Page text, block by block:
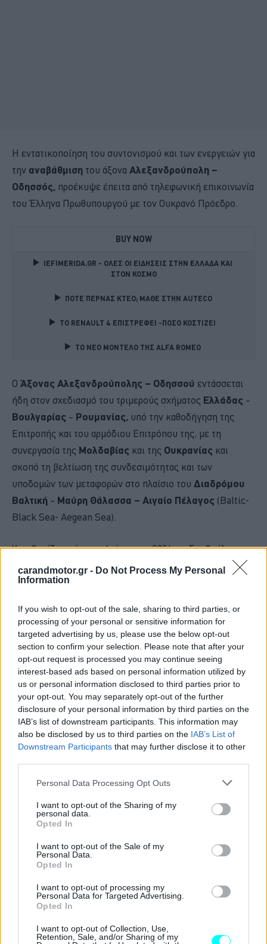
carandmotor.gr - Do Not Process My Personal
Information
If you wish to opt-out of the sale, sharing to third parties, or
processing of your personal or sensitive information for
targeted advertising by us, please use the below opt-out
section to confirm your selection. Please note that after your
opt-out request is processed you may continue seeing
interest-based ads based on personal information utilized by
us or personal information disclosed to third parties prior to
your opt-out. You may separately opt-out of the further
disclosure of your personal information by third parties on the
IAB’s list of downstream participants. This information may
also be disclosed by us to third parties on the IAB’s List of
Downstream Participants that may further disclose it to other
Please note that this website/app uses one or more Google
not limited to your visit or usage behaviour. You may click to
grant or deny consent to Google and its third-party tags to
use your data for below specified purposes in below Google
consent section.
Personal Data Processing Opt Outs
I want to opt-out of the Sharing of my
personal data.
Opted In
I want to opt-out of the Sale of my
Personal Data.
Opted In
I want to opt-out of processing my
Personal Data for Targeted Advertising.
Opted In
I want to opt-out of Collection, Use,
Retention, Sale, and/or Sharing of my
Η εντατικοποίηση του συντονισμού και των ενεργειών για
την αναβάθμιση του άξονα Αλεξανδρούπολη –
Οδησσός, προέκυψε έπειτα από τηλεφωνική επικοινωνία
του Έλληνα Πρωθυπουργού με τον Ουκρανό Πρόεδρο.
BUY NOW
IEFIMERIDA.GR - ΟΛΕΣ ΟΙ ΕΙΔΗΣΕΙΣ ΣΤΗΝ ΕΛΛΑΔΑ ΚΑΙ
ΣΤΟΝ ΚΟΣΜΟ
ΠΟΤΕ ΠΕΡΝΑΣ ΚΤΕΟ; ΜΑΘΕ ΣΤΗΝ ΑUTECO
TO RENAULT 4 ΕΠΙΣΤΡΕΦΕΙ -ΠΟΣΟ ΚΟΣΤΙΖΕΙ
TO NEO MONTΕΛΟ ΤΗΣ ALFA ROMEO
Ο Άξονας Αλεξανδρούπολης – Οδησσού εντάσσεται
ήδη στον σχεδιασμό του τριμερούς σχήματος Ελλάδας –
Βουλγαρίας – Ρουμανίας, υπό την καθοδήγηση της
Επιτροπής και του αρμόδιου Επιτρόπου της, με τη
συνεργασία της Μολδαβίας και της Ουκρανίας και
σκοπό τη βελτίωση της συνδεσιμότητας και των
υποδομών των μεταφορών στο πλαίσιο του Διαδρόμου
Βαλτική – Μαύρη Θάλασσα – Αιγαίο Πέλαγος (Baltic-
Black Sea- Aegean Sea).
Υπενθυμίζεται ότι τον Ιούνιο του 2024, το Συμβούλιο της
ΕΕ ενέκρινε τον αναθεωρημένο κανονισμό για το
Διευρωπαϊκό Δίκτυο Μεταφορών
Διαδρόμων Μεταφορών προς την Ουκρανία και τη
Μολδαβία. Εν προκειμένω, ο άξονας Αλεξανδρούπολη –
Οδησσός εντάσσεται στον Ευρωπαϊκό Διάδρομο
Μεταφορών «Βαλτική – Μαύρη Θάλασσα – Αιγαίο
Πέλαγος – ΒΒΑ».